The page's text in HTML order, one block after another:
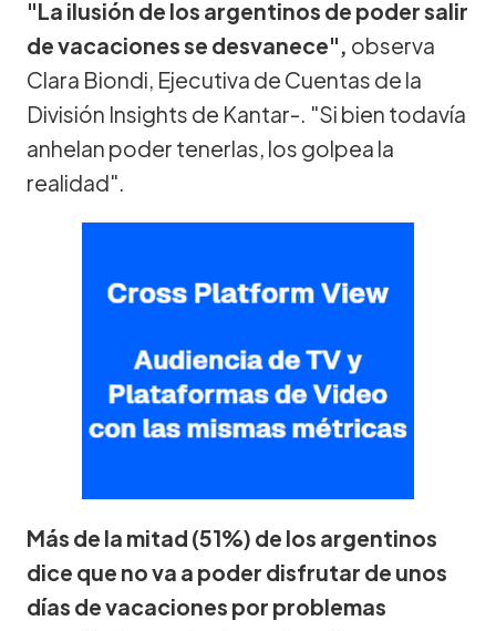
"La ilusión de los argentinos de poder salir
de vacaciones se desvanece", observa
Clara Biondi, Ejecutiva de Cuentas de la
División Insights de Kantar-. "Si bien todavía
anhelan poder tenerlas, los golpea la
realidad".
Más de la mitad (51%) de los argentinos
dice que no va a poder disfrutar de unos
días de vacaciones por problemas